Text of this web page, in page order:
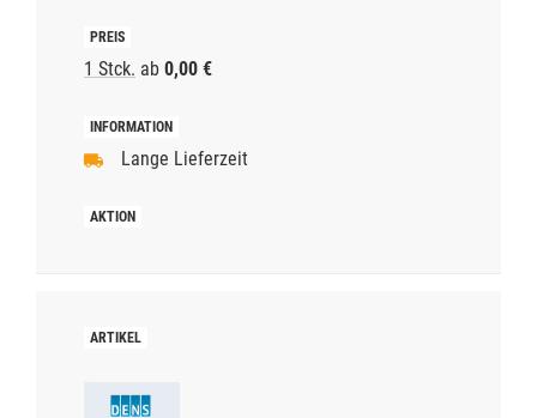
1 Stck. ab 0,00 €
Lange Lieferzeit